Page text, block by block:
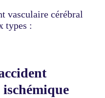
vasculaire cérébral
types :